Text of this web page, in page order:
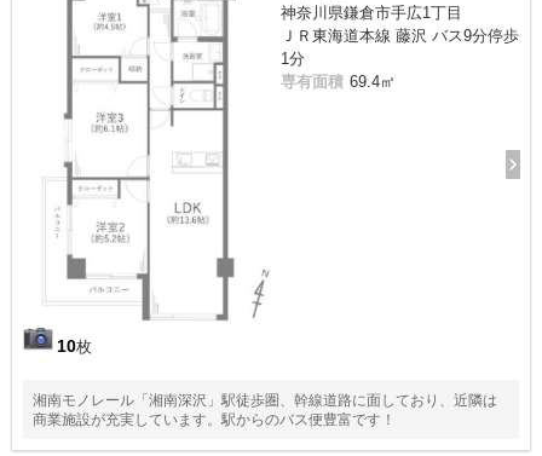
10枚
神奈川県鎌倉市手広1丁目
ＪＲ東海道本線 藤沢 バス9分停歩
1分
専有面積 69.4㎡
湘南モノレール「湘南深沢」駅徒歩圏、幹線道路に面しており、近隣は
商業施設が充実しています。駅からのバス便豊富です！